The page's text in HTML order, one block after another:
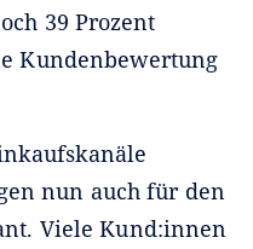
39 Prozent
Kundenbewertung
nun auch für den
Viele Kund:innen